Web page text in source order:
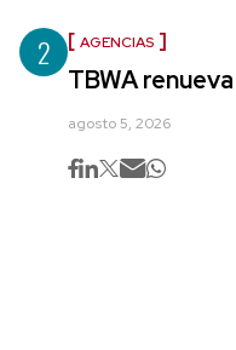
2 AGENCIAS
TBWA
agosto 5, 2026